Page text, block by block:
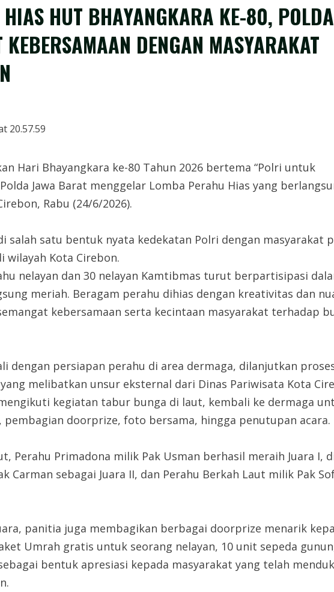
HUT BHAYANGKARA KE-80, POLDA
DENGAN MASYARAKAT
Hari Bhayangkara ke-80 Tahun 2026 bertema “Polri untuk
Jawa Barat menggelar Lomba Perahu Hias yang
Rabu (24/6/2026).
salah satu bentuk nyata kedekatan Polri dengan masyarakat
wilayah Kota Cirebon.
nelayan dan 30 nelayan Kamtibmas turut berpartisipasi
meriah. Beragam perahu dihias dengan kreativitas dan
kebersamaan serta kecintaan masyarakat terhadap
dengan persiapan perahu di area dermaga, dilanjutkan
melibatkan unsur eksternal dari Dinas Pariwisata Kota
kegiatan tabur bunga di laut, kembali ke dermaga
pembagian doorprize, foto bersama, hingga penutupan acara.
Perahu Primadona milik Pak Usman berhasil meraih Juara I,
Carman sebagai Juara II, dan Perahu Berkah Laut milik Pak
panitia juga membagikan berbagai doorprize menarik
Umrah gratis untuk seorang nelayan, 10 unit sepeda
bentuk apresiasi kepada masyarakat yang telah